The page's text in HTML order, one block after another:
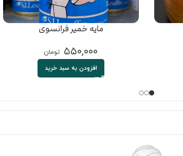
مایه خمیر فرانسوی
۵۵۰,۰۰۰ تومان
افزودن به سبد خرید